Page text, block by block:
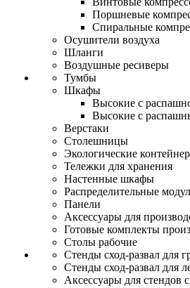
Поршневые
Спиральные
Осушители воздуха
Шланги
Воздушные ресиверы
Тумбы
Шкафы
Высокие с
Высокие с
Верстаки
Столешницы
Экологические
Тележки для хранения
Настенные шкафы
Распределительные
Панели
Аксессуары для
Готовые комплекты
Столы рабочие
Стенды сход-развал для
Стенды сход-развал для
Аксессуары для стендов